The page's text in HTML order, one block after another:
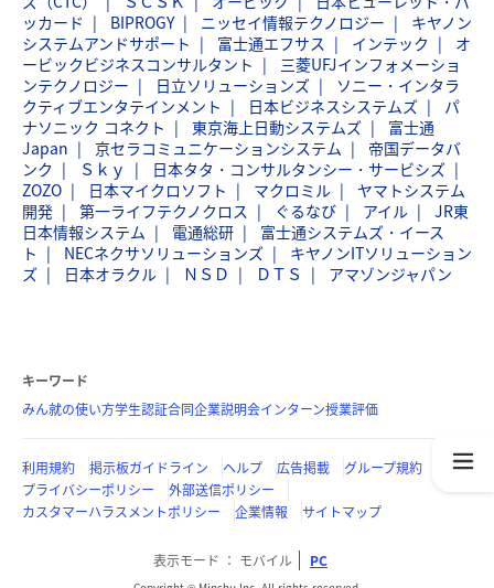
ッカード
BIPROGY ニッセイ情報テクノロジー
キヤノン
システムアンドサポート
富士通エフサス インテック
オ
ービックビジネスコンサルタント
三菱UFJインフォメーショ
ンテクノロジー
日立ソリューションズ
ソニー・インタラ
クティブエンタテインメント
日本ビジネスシステムズ
パ
ナソニック コネクト
東京海上日動システムズ
富士通
Japan
京セラコミュニケーションシステム
帝国データバ
ンク
Ｓｋｙ
日本タタ・コンサルタンシー・サービシズ
ZOZO
日本マイクロソフト マクロミル
ヤマトシステム
開発
第一ライフテクノクロス ぐるなび アイル
JR東
日本情報システム
電通総研
富士通システムズ・イース
ト
NECネクサソリューションズ
キヤノンITソリューション
ズ
日本オラクル ＮＳＤ ＤＴＳ アマゾンジャパン
キーワード
みん就の使い方学生認証合同企業説明会インターン授業評価
利用規約 掲示板ガイドライン ヘルプ 広告掲載
グループ規約
プライバシーポリシー
外部送信ポリシー
カスタマーハラスメントポリシー
企業情報 サイトマップ
表示モード モバイル PC